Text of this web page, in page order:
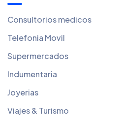
Consultorios medicos
Telefonia Movil
Supermercados
Indumentaria
Joyerias
Viajes & Turismo